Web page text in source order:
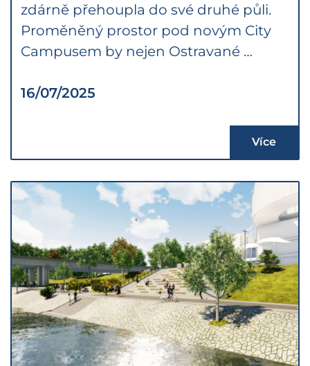
zdárně přehoupla do své druhé půli.
Proměněný prostor pod novým City
Campusem by nejen Ostravané …
16/07/2025
Více